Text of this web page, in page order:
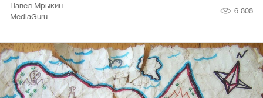
Павел Мрыкин
MediaGuru
6 808